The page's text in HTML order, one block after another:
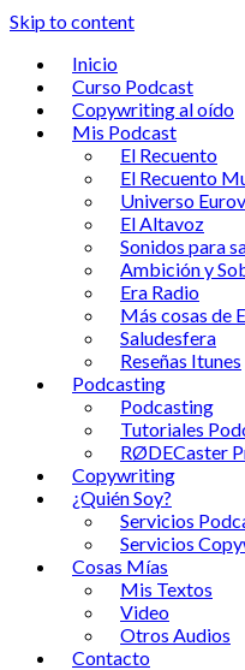
Skip to content
Inicio
Curso Podcast
Copywriting al oído
Mis Podcast
El Recuento
El Recuento
Universo
El Altavoz
Sonidos para
Ambición y
Era Radio
Más cosas de
Saludesfera
Reseñas Itunes
Podcasting
Podcasting
Tutoriales
RØDECaster
Copywriting
¿Quién Soy?
Servicios
Servicios
Cosas Mías
Mis Textos
Video
Otros Audios
Contacto